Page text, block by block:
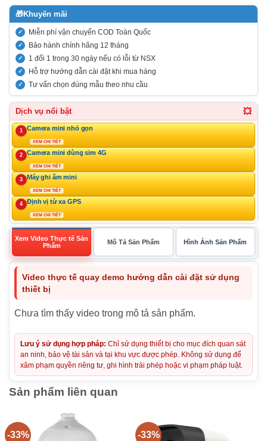
🎁Khuyến mãi
Miễn phí vận chuyển COD Toàn Quốc
Bảo hành chính hãng 12 tháng
1 đổi 1 trong 30 ngày nếu có lỗi từ NSX
Hỗ trợ hướng dẫn cài đặt khi mua hàng
Tư vấn chọn đúng mẫu theo nhu cầu
Dịch vụ nổi bật 💥
1 Camera mini nhỏ gọn
XEM CHI TIẾT
2 Camera mini dùng sim 4G
XEM CHI TIẾT
3 Máy ghi âm mini
XEM CHI TIẾT
4 Định vị từ xa GPS
XEM CHI TIẾT
Xem Video Thực tế Sản
Phẩm
Mô Tả Sản Phẩm Hình Ảnh Sản Phẩm
Video thực tế quay demo hướng dẫn cài đặt sử dụng
thiết bị
Chưa tìm thấy video trong mô tả sản phẩm.
Lưu ý sử dụng hợp pháp: Chỉ sử dụng thiết bị cho mục đích quan sát
an ninh, bảo vệ tài sản và tại khu vực được phép. Không sử dụng để
xâm phạm quyền riêng tư, ghi hình trái phép hoặc vi phạm pháp luật.
Sản phẩm liên quan
-33% -33%